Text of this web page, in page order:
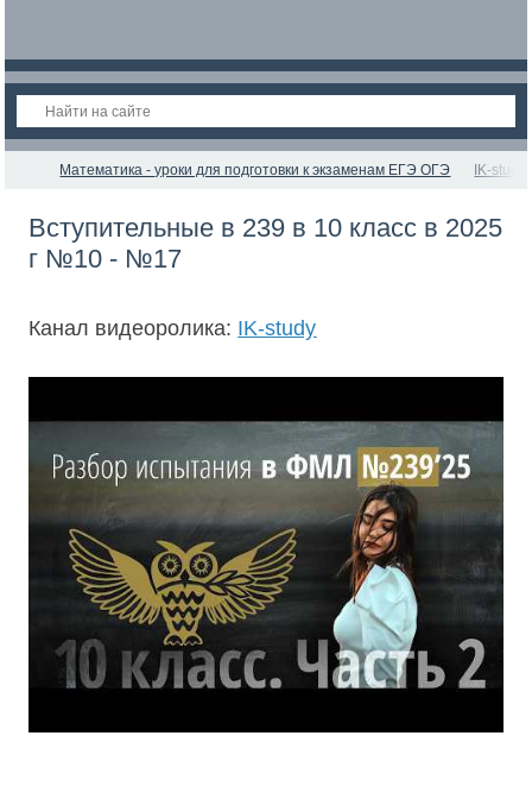
Математика - уроки для подготовки к экзаменам ЕГЭ ОГЭ IK-study
Вступительные в 239 в 10 класс в 2025
г №10 - №17
Канал видеоролика: IK-study